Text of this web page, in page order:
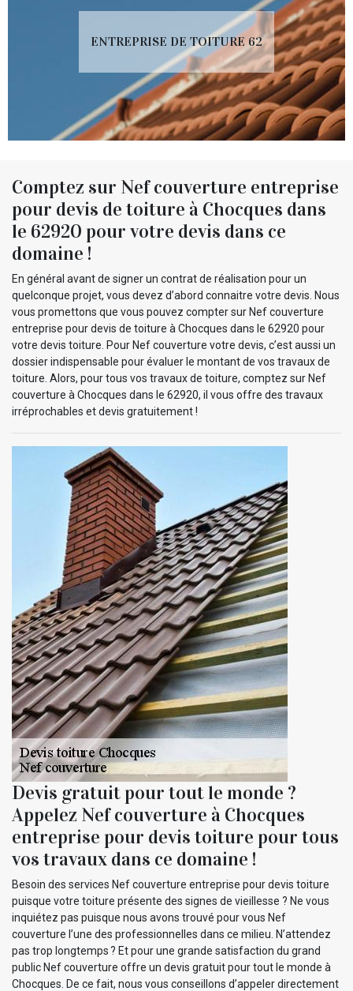
ENTREPRISE DE TOITURE 62
Comptez sur Nef couverture entreprise
pour devis de toiture à Chocques dans
le 62920 pour votre devis dans ce
domaine !
En général avant de signer un contrat de réalisation pour un
quelconque projet, vous devez d’abord connaitre votre devis. Nous
vous promettons que vous pouvez compter sur Nef couverture
entreprise pour devis de toiture à Chocques dans le 62920 pour
votre devis toiture. Pour Nef couverture votre devis, c’est aussi un
dossier indispensable pour évaluer le montant de vos travaux de
toiture. Alors, pour tous vos travaux de toiture, comptez sur Nef
couverture à Chocques dans le 62920, il vous offre des travaux
irréprochables et devis gratuitement !
Devis gratuit pour tout le monde ?
Appelez Nef couverture à Chocques
entreprise pour devis toiture pour tous
vos travaux dans ce domaine !
Besoin des services Nef couverture entreprise pour devis toiture
puisque votre toiture présente des signes de vieillesse ? Ne vous
inquiétez pas puisque nous avons trouvé pour vous Nef
couverture l’une des professionnelles dans ce milieu. N’attendez
pas trop longtemps ? Et pour une grande satisfaction du grand
public Nef couverture offre un devis gratuit pour tout le monde à
Chocques. De ce fait, nous vous conseillons d’appeler directement